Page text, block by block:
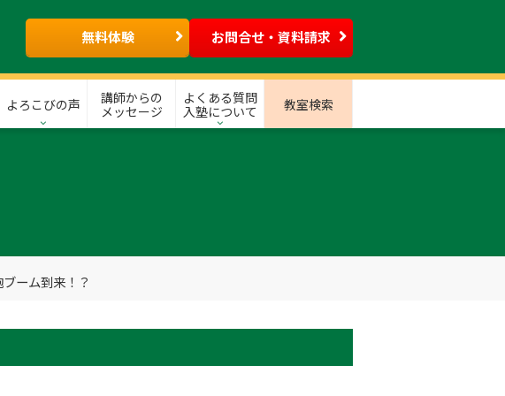
無料体験 お問合せ・資料請求
よろこびの声
講師からの
メッセージ
よくある質問
入塾について
教室検索
ーム到来！？